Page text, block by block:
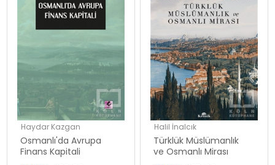
Haydar Kazgan
Osmanlı'da Avrupa
Finans Kapitali
Halil İnalcık
Türklük Müslümanlık
ve Osmanlı Mirası